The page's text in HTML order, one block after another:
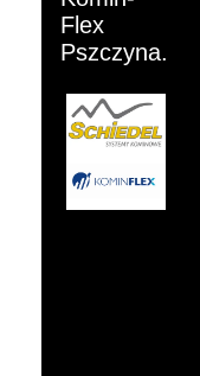
Flex
Pszczyna.